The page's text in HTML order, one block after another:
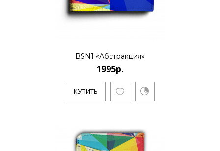
BSN1 «Абстракция»
1995р.
КУПИТЬ